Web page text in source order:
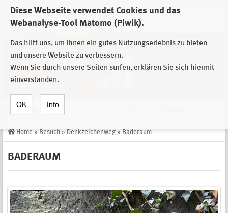
Diese Webseite verwendet Cookies und das
Webanalyse-Tool Matomo (Piwik).
Das hilft uns, um Ihnen ein gutes Nutzungserlebnis zu bieten
und unsere Website zu verbessern.
Wenn Sie durch unsere Seiten surfen, erklären Sie sich hiermit
einverstanden.
OK Info
Zur Auswahl der Einrichtungen der
Stiftung Sächsische Gedenkstätten
Home » Besuch » Denkzeichenweg » Baderaum
BADERAUM